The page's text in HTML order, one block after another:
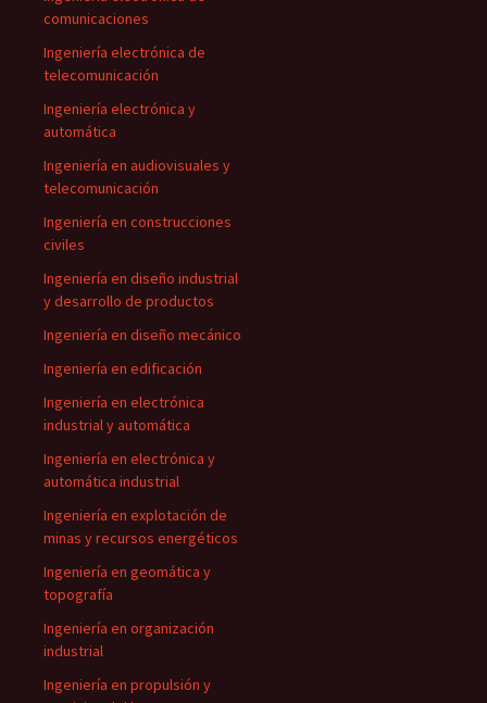
comunicaciones
Ingeniería electrónica de
telecomunicación
Ingeniería electrónica y
automática
Ingeniería en audiovisuales y
telecomunicación
Ingeniería en construcciones
civiles
Ingeniería en diseño industrial
y desarrollo de productos
Ingeniería en diseño mecánico
Ingeniería en edificación
Ingeniería en electrónica
industrial y automática
Ingeniería en electrónica y
automática industrial
Ingeniería en explotación de
minas y recursos energéticos
Ingeniería en geomática y
topografía
Ingeniería en organización
industrial
Ingeniería en propulsión y